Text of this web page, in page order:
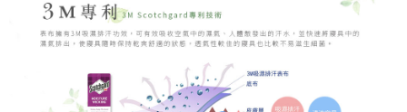
恩沛科技股份有限公司將有權停止該用戶之使用額度並採取法律行動。